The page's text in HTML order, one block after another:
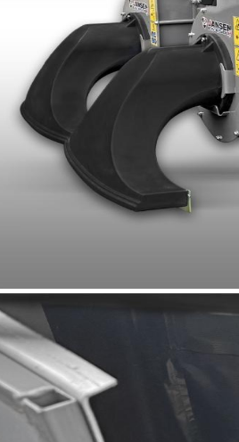
sur chaque turbine De stock à 4841
PRIX SUR
DISPONIBLE TOUT DE SUITE